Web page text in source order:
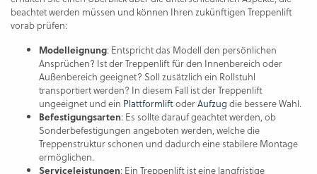
beachtet werden müssen und können Ihren zukünftigen Treppenlift
vorab prüfen:
Modelleignung: Entspricht das Modell den persönlichen
Ansprüchen? Ist der Treppenlift für den Innenbereich oder
Außenbereich geeignet? Soll zusätzlich ein Rollstuhl
transportiert werden? In diesem Fall ist der Treppenlift
ungeeignet und ein PlattformliftoderAufzug die bessere Wahl.
Befestigungsarten: Es sollte darauf geachtet werden, ob
Sonderbefestigungen angeboten werden, welche die
Treppenstruktur schonen und dadurch eine stabilere Montage
ermöglichen.
Serviceleistungen: Ein Treppenlift ist eine langfristige